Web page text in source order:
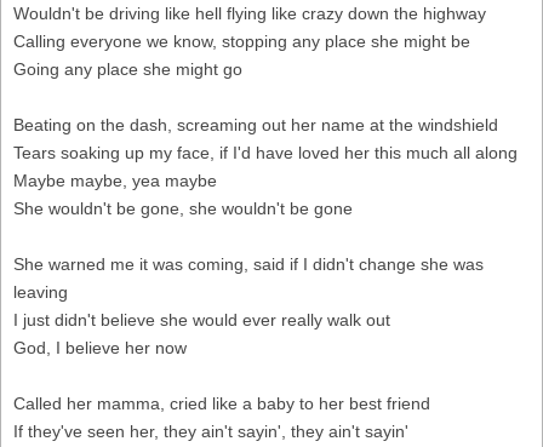
Wouldn't be driving like hell flying like crazy down the highway
Calling everyone we know, stopping any place she might be
Going any place she might go
Beating on the dash, screaming out her name at the windshield
Tears soaking up my face, if I'd have loved her this much all along
Maybe maybe, yea maybe
She wouldn't be gone, she wouldn't be gone
She warned me it was coming, said if I didn't change she was
leaving
I just didn't believe she would ever really walk out
God, I believe her now
Called her mamma, cried like a baby to her best friend
If they've seen her, they ain't sayin', they ain't sayin'